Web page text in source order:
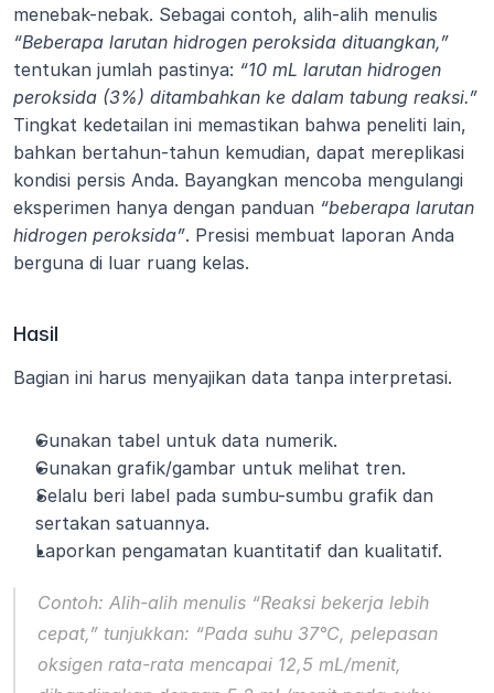
menebak-nebak. Sebagai contoh, alih-alih menulis
tentukan jumlah pastinya: “10 mL larutan hidrogen
Tingkat kedetailan ini memastikan bahwa peneliti lain,
bahkan bertahun-tahun kemudian, dapat mereplikasi
kondisi persis Anda. Bayangkan mencoba mengulangi
eksperimen hanya dengan panduan “beberapa larutan
hidrogen peroksida”. Presisi membuat laporan Anda
berguna di luar ruang kelas.
Hasil
Bagian ini harus menyajikan data tanpa interpretasi.
Gunakan tabel untuk data numerik.
Gunakan grafik/gambar untuk melihat tren.
Selalu beri label pada sumbu-sumbu grafik dan
sertakan satuannya.
Laporkan pengamatan kuantitatif dan kualitatif.
Contoh: Alih-alih menulis “Reaksi bekerja lebih
cepat,” tunjukkan: “Pada suhu 37°C, pelepasan
oksigen rata-rata mencapai 12,5 mL/menit,